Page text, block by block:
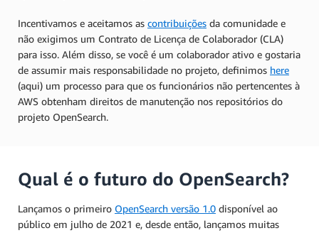
Incentivamos e aceitamos as contribuições da comunidade e
não exigimos um Contrato de Licença de Colaborador (CLA)
para isso. Além disso, se você é um colaborador ativo e gostaria
de assumir mais responsabilidade no projeto, definimos here
(aqui) um processo para que os funcionários não pertencentes à
AWS obtenham direitos de manutenção nos repositórios do
projeto OpenSearch.
Qual é o futuro do OpenSearch?
Lançamos o primeiro OpenSearch versão 1.0 disponível ao
público em julho de 2021 e, desde então, lançamos muitas